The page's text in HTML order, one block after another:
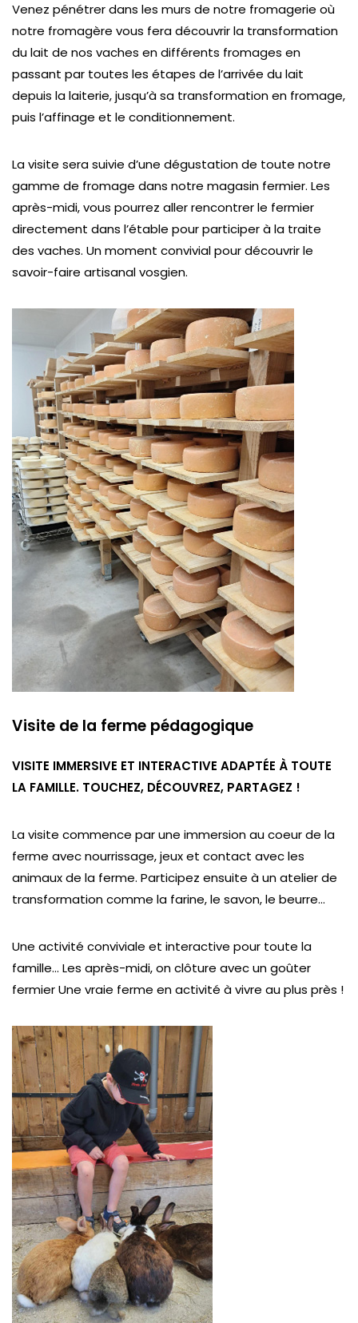
Venez pénétrer dans les murs de notre fromagerie où
notre fromagère vous fera découvrir la transformation
du lait de nos vaches en différents fromages en
passant par toutes les étapes de l’arrivée du lait
depuis la laiterie, jusqu’à sa transformation en fromage,
puis l’affinage et le conditionnement.
La visite sera suivie d’une dégustation de toute notre
gamme de fromage dans notre magasin fermier. Les
après-midi, vous pourrez aller rencontrer le fermier
directement dans l’étable pour participer à la traite
des vaches. Un moment convivial pour découvrir le
savoir-faire artisanal vosgien.
Visite de la ferme pédagogique
VISITE IMMERSIVE ET INTERACTIVE ADAPTÉE À TOUTE
LA FAMILLE. TOUCHEZ, DÉCOUVREZ, PARTAGEZ !
La visite commence par une immersion au coeur de la
ferme avec nourrissage, jeux et contact avec les
animaux de la ferme. Participez ensuite à un atelier de
transformation comme la farine, le savon, le beurre…
Une activité conviviale et interactive pour toute la
famille… Les après-midi, on clôture avec un goûter
fermier Une vraie ferme en activité à vivre au plus près !